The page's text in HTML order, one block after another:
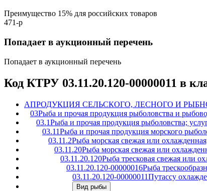
Преимущество 15% для российских товаров
471-р
Попадает в аукционный перечень
Попадает в аукционный перечень
Код КТРУ 03.11.20.120-00000011 в
AПРОДУКЦИЯ СЕЛЬСКОГО, ЛЕСНОГО И
03Рыба и прочая продукция рыболовства и
03.1Рыба и прочая продукция рыболовства;
03.11Рыба и прочая продукция морского
03.11.2Рыба морская свежая или
03.11.20Рыба морская свежая или
03.11.20.120Рыба тресковая свежая или
03.11.20.120-00000016Рыба
03.11.20.120-00000011Путассу
Вид рыбы